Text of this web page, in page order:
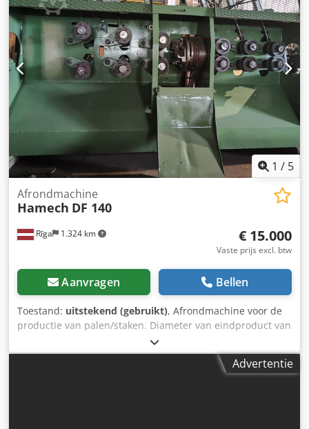
1 / 5
Rīga 1.324 km
Afrondmachine
Hamech DF 140
€ 15.000
Vaste prijs excl. btw
Aanvragen Bellen
Toestand: uitstekend (gebruikt), Afrondmachine voor de
productie van palen/staken. Diameter van eindproduct van
40 mm tot 140 mm. De machine is gerenoveerd. Nieuwe
lagers, nieuwe achterste schouders, gerenoveerde
elektrische kast en nieuwe optische sensor voorAdvertentie